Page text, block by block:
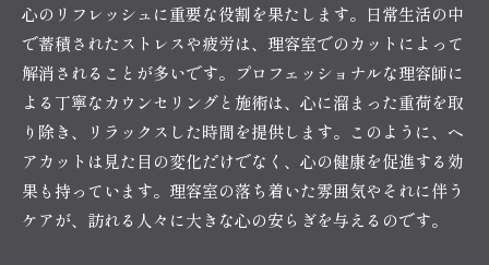
心のリフレッシュに重要な役割を果たします。日常生活の中
で蓄積されたストレスや疲労は、理容室でのカットによって
解消されることが多いです。プロフェッショナルな理容師に
よる丁寧なカウンセリングと施術は、心に溜まった重荷を取
り除き、リラックスした時間を提供します。このように、ヘ
アカットは見た目の変化だけでなく、心の健康を促進する効
果も持っています。理容室の落ち着いた雰囲気やそれに伴う
ケアが、訪れる人々に大きな心の安らぎを与えるのです。